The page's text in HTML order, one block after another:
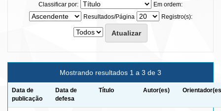
Classificar por:
Em ordem:
Resultados/Página
Registro(s):
Mostrando resultados 1 a 3 de 3
Data de
publicação
Data de
defesa
Título Autor(es)